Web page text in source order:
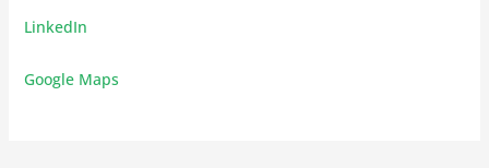
LinkedIn
Google Maps